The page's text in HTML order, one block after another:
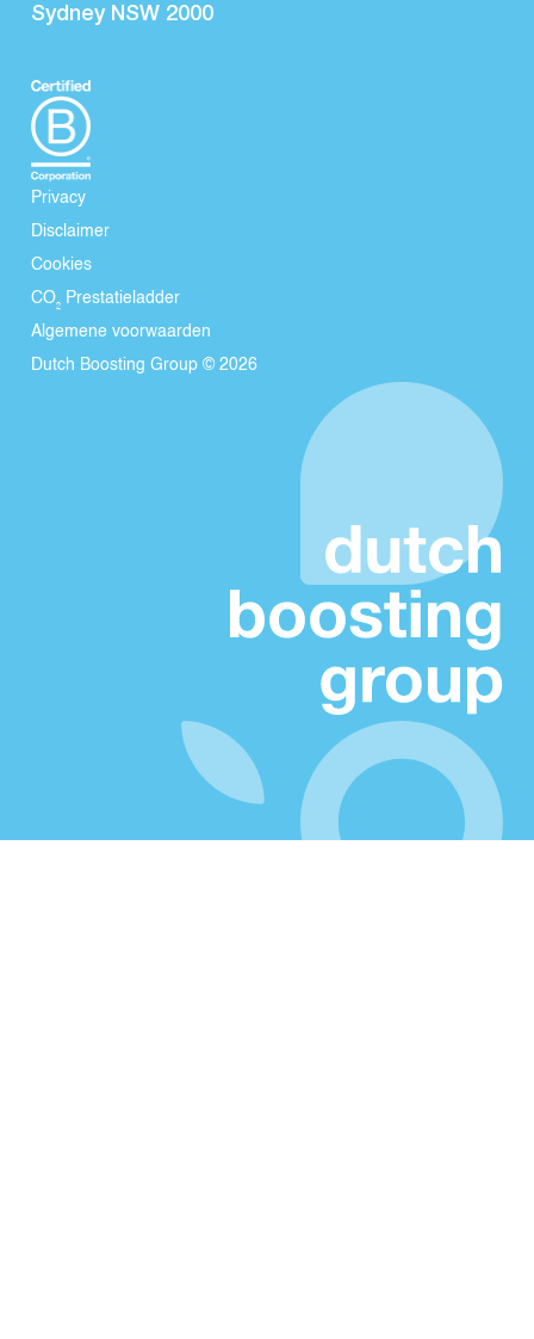
Sydney NSW 2000
Privacy
Disclaimer
Cookies
CO₂ Prestatieladder
Algemene voorwaarden
Dutch Boosting Group © 2026